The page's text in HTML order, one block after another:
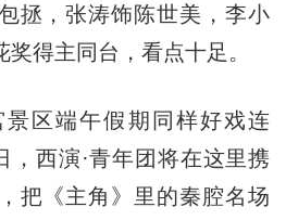
拯，张涛饰陈世美，李小
得主同台，看点十足。
区端午假期同样好戏连
，西演·青年团将在这里携
把《主角》里的秦腔名场